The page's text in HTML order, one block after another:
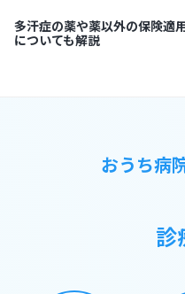
多汗症の薬や薬以外の保険適
についても解説
おうち病
診